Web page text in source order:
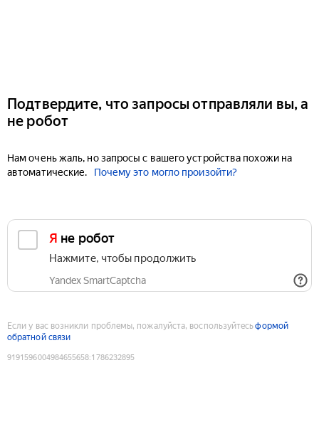
Подтвердите, что запросы отправляли вы, а
не робот
Нам очень жаль, но запросы с вашего устройства похожи на
автоматические.
Почему это могло произойти?
Я не робот
Нажмите, чтобы продолжить
Yandex SmartCaptcha
Если у вас возникли проблемы, пожалуйста, воспользуйтесьформой
обратной связи
9191596004984655658:1786232895